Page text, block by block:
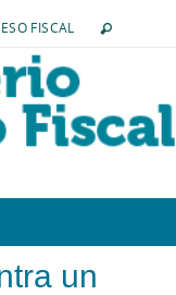
FISCAL
un